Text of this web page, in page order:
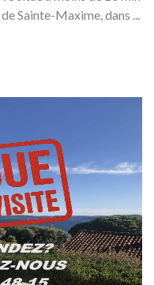
Sainte-Maxime, dans ...